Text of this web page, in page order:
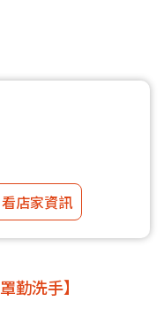
看店家資訊
勤洗手】